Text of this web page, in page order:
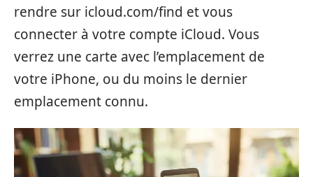
rendre sur icloud.com/find et vous
connecter à votre compte iCloud. Vous
verrez une carte avec l’emplacement de
votre iPhone, ou du moins le dernier
emplacement connu.